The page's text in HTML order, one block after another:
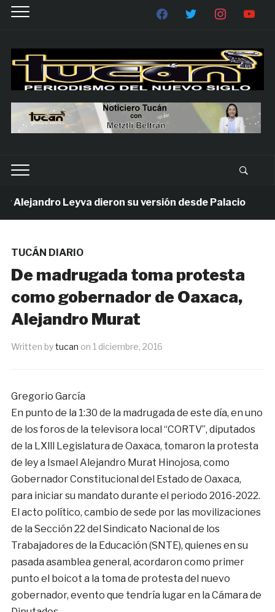
Leyva dieron su versión desde Palacio
TUCÁN DIARIO
De madrugada toma protesta
como gobernador de Oaxaca,
Alejandro Murat
Written bytucan on 1 diciembre, 2016
Gregorio García
En punto de la 1:30 de la madrugada de este día, en uno
de los foros de la televisora local “CORTV”, diputados
de la LXlll Legislatura de Oaxaca, tomaron la protesta
de ley a Ismael Alejandro Murat Hinojosa, como
Gobernador Constitucional del Estado de Oaxaca,
para iniciar su mandato durante el periodo 2016-2022.
El acto político, cambio de sede por las movilizaciones
de la Sección 22 del Sindicato Nacional de los
Trabajadores de la Educación (SNTE), quienes en su
pasada asamblea general, acordaron como primer
punto el boicot a la toma de protesta del nuevo
gobernador, evento que tendría lugar en la Cámara de